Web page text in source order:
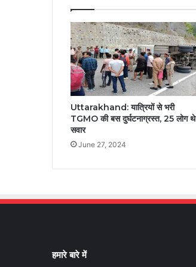
Uttarakhand: यात्रियों से भरी
TGMO की बस दुर्घटनाग्रस्त, 25 लोग थे
सवार
June 27, 2024
हमारे बारे में